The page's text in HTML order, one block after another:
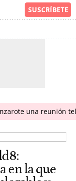
una reunión
en la que